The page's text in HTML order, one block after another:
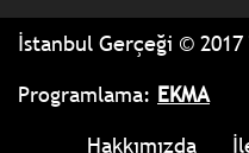
İstanbul Gerçeği © 2017
Programlama: EKMA
Hakkımızda